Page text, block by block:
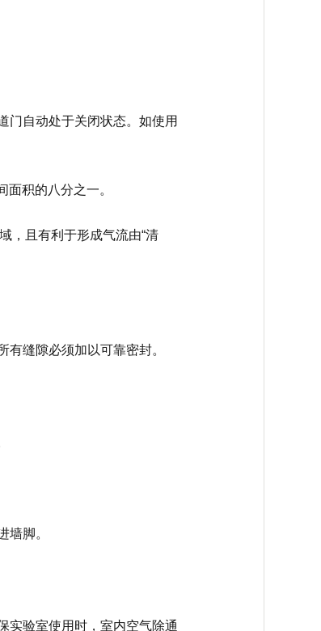
门自动处于关闭状态。如使用
积的八分之一。
，且有利于形成气流由“清
缝隙必须加以可靠密封。
墙脚。
实验室使用时，室内空气除通